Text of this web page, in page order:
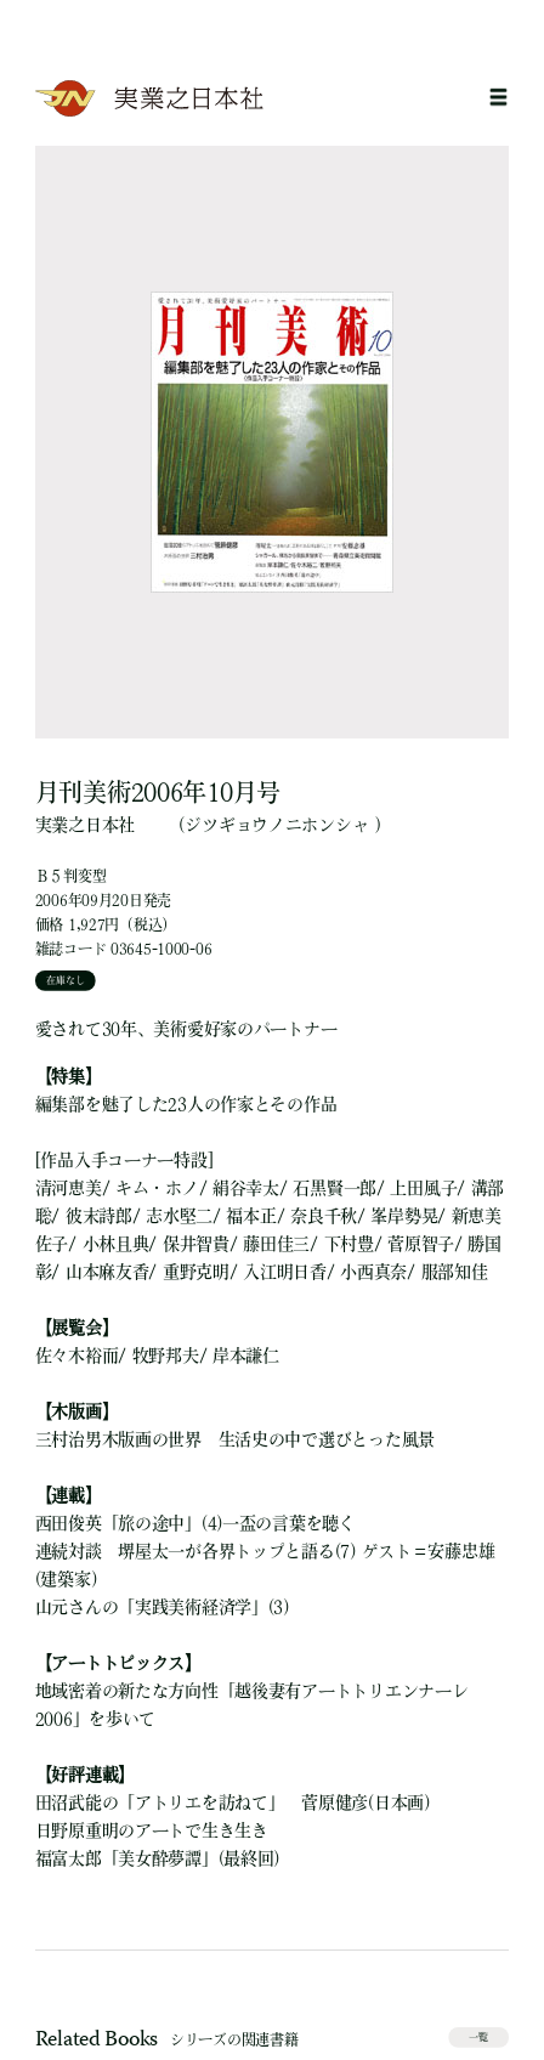
月刊美術2006年10月号
実業之日本社 （ジツギョウノニホンシャ ）
Ｂ５判変型
2006年09月20日発売
価格 1,927円（税込）
雑誌コード 03645-1000-06
在庫なし
愛されて30年、美術愛好家のパートナー
【特集】
編集部を魅了した23人の作家とその作品
[作品入手コーナー特設]
清河恵美/ キム・ホノ/ 絹谷幸太/ 石黒賢一郎/ 上田風子/ 溝部
聡/ 彼末詩郎/ 志水堅二/ 福本正/ 奈良千秋/ 峯岸勢晃/ 新恵美
佐子/ 小林且典/ 保井智貴/ 藤田佳三/ 下村豊/ 菅原智子/ 勝国
彰/ 山本麻友香/ 重野克明/ 入江明日香/ 小西真奈/ 服部知佳
【展覧会】
佐々木裕而/ 牧野邦夫/ 岸本謙仁
【木版画】
三村治男木版画の世界 生活史の中で選びとった風景
【連載】
西田俊英「旅の途中」(4)一盃の言葉を聴く
連続対談 堺屋太一が各界トップと語る(7) ゲスト＝安藤忠雄
(建築家)
山元さんの「実践美術経済学」(3)
【アートトピックス】
地域密着の新たな方向性「越後妻有アートトリエンナーレ
2006」を歩いて
【好評連載】
田沼武能の「アトリエを訪ねて」 菅原健彦(日本画)
日野原重明のアートで生き生き
福富太郎「美女酔夢譚」(最終回)
Related Books シリーズの関連書籍 一覧